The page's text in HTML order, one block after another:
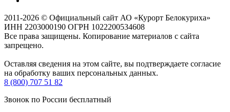
2011-2026 © Официальный сайт АО «Курорт Белокуриха»
ИНН 2203000190 ОГРН 1022200534608
Все права защищены. Копирование материалов с сайта
запрещено.
Оставляя сведения на этом сайте, вы подтверждаете согласие
на обработку ваших персональных данных.
8 (800) 707 51 82
Звонок по России бесплатный